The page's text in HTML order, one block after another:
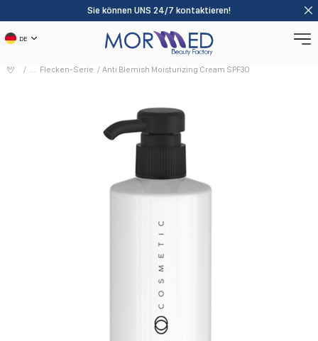
Sie können UNS 24/7 kontaktieren!
DE
Flecken-Serie Anti Blemish Moisturizing Cream SPF30